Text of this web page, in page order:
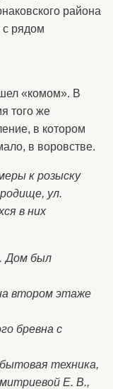
района
рядом
«комом». В
того же
в котором
в воровстве.
к розыску
ул.
в них
Дом был
втором этаже
бревна с
техника,
Е. В.,